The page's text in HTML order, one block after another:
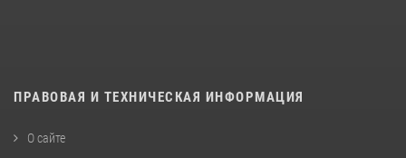
ПРАВОВАЯ И ТЕХНИЧЕСКАЯ ИНФОРМАЦИЯ
О сайте